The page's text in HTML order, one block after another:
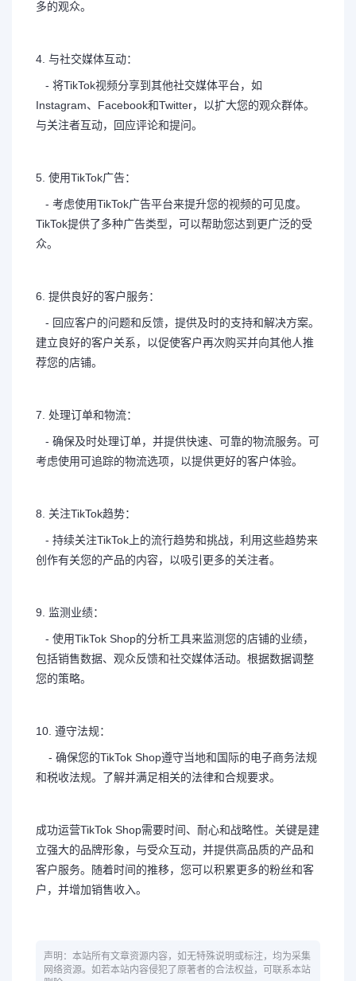
多的观众。
4. 与社交媒体互动：
- 将TikTok视频分享到其他社交媒体平台，如
Instagram、Facebook和Twitter，以扩大您的观众群体。
与关注者互动，回应评论和提问。
5. 使用TikTok广告：
- 考虑使用TikTok广告平台来提升您的视频的可见度。
TikTok提供了多种广告类型，可以帮助您达到更广泛的受
众。
6. 提供良好的客户服务：
- 回应客户的问题和反馈，提供及时的支持和解决方案。
建立良好的客户关系，以促使客户再次购买并向其他人推
荐您的店铺。
7. 处理订单和物流：
- 确保及时处理订单，并提供快速、可靠的物流服务。可
考虑使用可追踪的物流选项，以提供更好的客户体验。
8. 关注TikTok趋势：
- 持续关注TikTok上的流行趋势和挑战，利用这些趋势来
创作有关您的产品的内容，以吸引更多的关注者。
9. 监测业绩：
- 使用TikTok Shop的分析工具来监测您的店铺的业绩，
包括销售数据、观众反馈和社交媒体活动。根据数据调整
您的策略。
10. 遵守法规：
- 确保您的TikTok Shop遵守当地和国际的电子商务法规
和税收法规。了解并满足相关的法律和合规要求。
成功运营TikTok Shop需要时间、耐心和战略性。关键是建
立强大的品牌形象，与受众互动，并提供高品质的产品和
客户服务。随着时间的推移，您可以积累更多的粉丝和客
户，并增加销售收入。
声明：本站所有文章资源内容，如无特殊说明或标注，均为采集
网络资源。如若本站内容侵犯了原著者的合法权益，可联系本站